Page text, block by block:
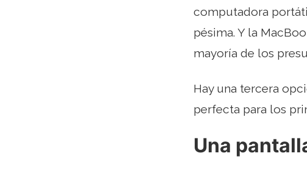
computadora
pésima. Y la
mayoría de los
Hay una tercera
perfecta para los
Una